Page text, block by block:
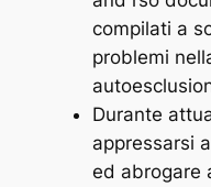
compilati a
problemi
Durante
appressarsi
ed abrogare